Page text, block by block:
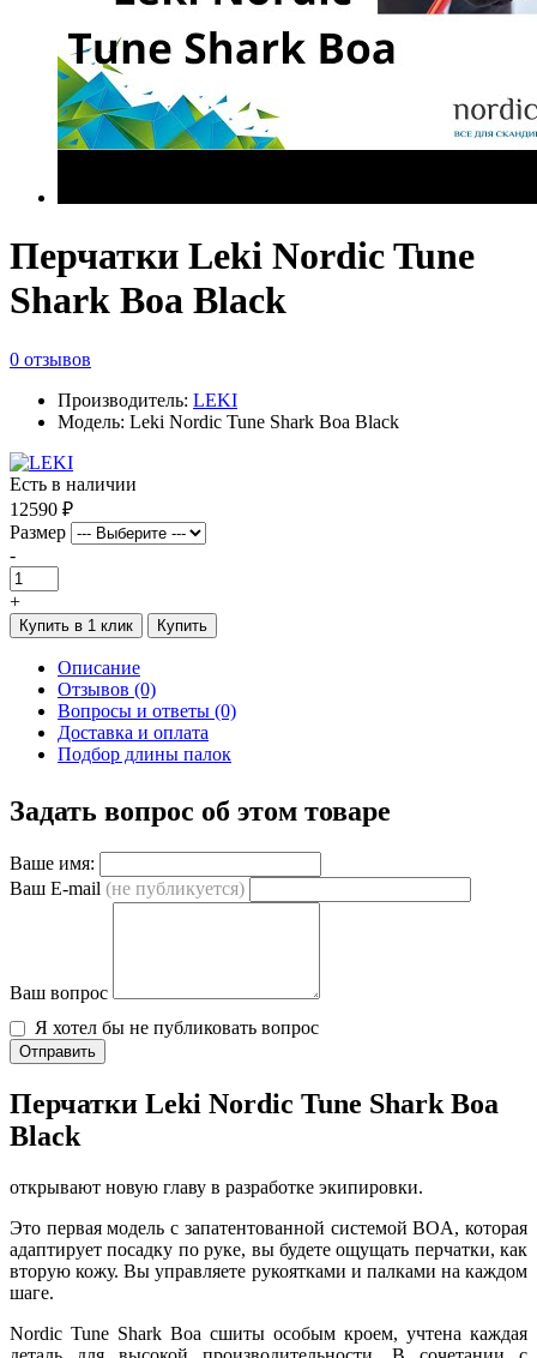
Перчатки Leki Nordic Tune
Shark Boa Black
0 отзывов
Производитель: LEKI
Модель: Leki Nordic Tune Shark Boa Black
Есть в наличии
12590 ₽
Размер
-
+
Купить в 1 клик Купить
Описание
Отзывов (0)
Вопросы и ответы (0)
Доставка и оплата
Подбор длины палок
Задать вопрос об этом товаре
Ваше имя:
Ваш E-mail (не публикуется)
Ваш вопрос
Я хотел бы не публиковать вопрос
Отправить
Перчатки Leki Nordic Tune Shark Boa
Black
открывают новую главу в разработке экипировки.
Это первая модель с запатентованной системой BOA, которая
адаптирует посадку по руке, вы будете ощущать перчатки, как
вторую кожу. Вы управляете рукоятками и палками на каждом
шаге.
Nordic Tune Shark Boa сшиты особым кроем, учтена каждая